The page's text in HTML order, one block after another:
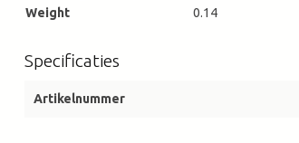
Weight
0.14
Specificaties
Artikelnummer